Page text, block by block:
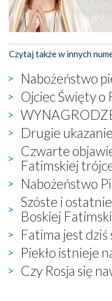
Czytaj także w innych
Nabożeństwo
Ojciec Święty o
Drugie
Czwarte
Fatimskiej
Nabożeństwo
Szóste i
Boskiej
Fatima jest
Piekło istnieje
Czy Rosja się